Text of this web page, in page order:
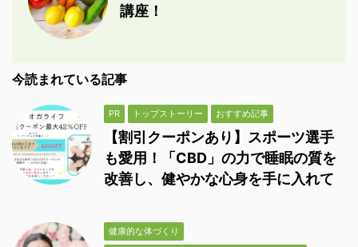
講座！
今読まれている記事
PR トップストーリー おすすめ記事
【割引クーポンあり】スポーツ選手
も愛用！「CBD」の力で睡眠の質を
改善し、健やかな心身を手に入れて
健康的な体づくり